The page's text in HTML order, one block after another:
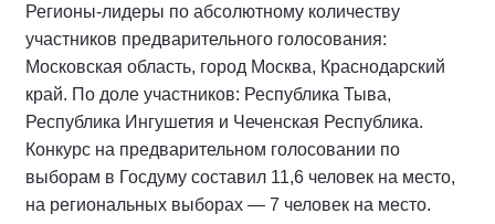
Регионы-лидеры по абсолютному количеству
участников предварительного голосования:
Московская область, город Москва, Краснодарский
край. По доле участников: Республика Тыва,
Республика Ингушетия и Чеченская Республика.
Конкурс на предварительном голосовании по
выборам в Госдуму составил 11,6 человек на место,
на региональных выборах — 7 человек на место.